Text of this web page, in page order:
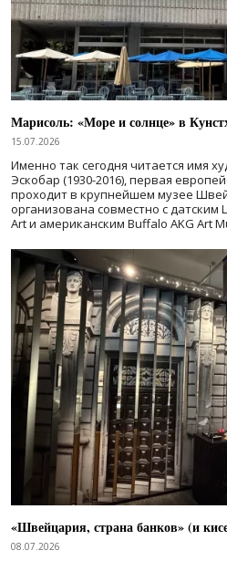
Марисоль: «Море и солнце» в
15.07.2026
Именно так сегодня читается имя
Эскобар (1930-2016), первая
проходит в крупнейшем музее
организована совместно с датским
Art и американским Buffalo AKG Art
«Швейцария, страна банков» (и
08.07.2026